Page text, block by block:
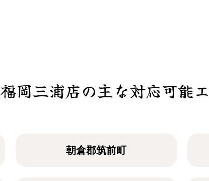
福岡三浦店の主な対応可能
朝倉郡筑前町